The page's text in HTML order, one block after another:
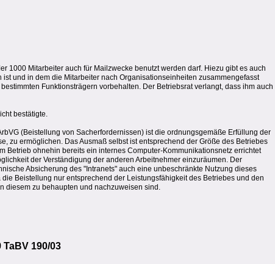
1000 Mitarbeiter auch für Mailzwecke benutzt werden darf. Hiezu gibt es auch
und in dem die Mitarbeiter nach Organisationseinheiten zusammengefasst
Funktionsträgern vorbehalten. Der Betriebsrat verlangt, dass ihm auch
bestätigte.
(Beistellung von Sacherfordernissen) ist die ordnungsgemäße Erfüllung der
zu ermöglichen. Das Ausmaß selbst ist entsprechend der Größe des Betriebes
Betrieb ohnehin bereits ein internes Computer-Kommunikationsnetz errichtet
der Verständigung der anderen Arbeitnehmer einzuräumen. Der
Absicherung des "Intranets" auch eine unbeschränkte Nutzung dieses
Beistellung nur entsprechend der Leistungsfähigkeit des Betriebes und den
diesem zu behaupten und nachzuweisen sind.
190/03